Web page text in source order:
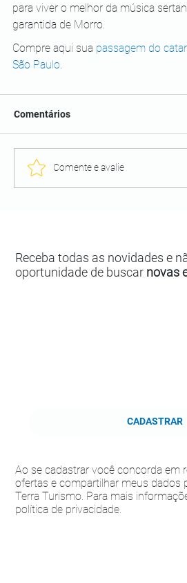
para viver o melhor da música
garantida de Morro.
Compre aqui sua passagem do
São Paulo
Comentários
Comente e avalie
Receba todas as novidades e
oportunidade de buscar novas
CADASTRAR
Ao se cadastrar você concorda em
ofertas e compartilhar meus dados
Terra Turismo. Para mais
política de privacidade.